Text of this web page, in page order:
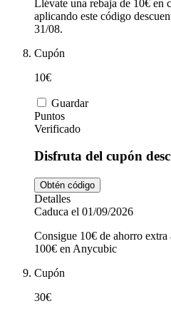
Llévate una rebaja de 10€ en
aplicando este código
31/08.
Cupón
10€
Guardar
Puntos
Verificado
Disfruta del cupón
Obtén código
Detalles
Caduca el 01/09/2026
Consigue 10€ de ahorro extra
100€ en Anycubic
Cupón
30€